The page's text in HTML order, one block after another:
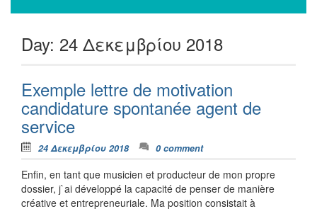
Day: 24 Δεκεμβρίου 2018
Exemple lettre de motivation
candidature spontanée agent de
service
24 Δεκεμβρίου 2018 0 comment
Enfin, en tant que musicien et producteur de mon propre
dossier, j`ai développé la capacité de penser de manière
créative et entrepreneuriale. Ma position consistait à